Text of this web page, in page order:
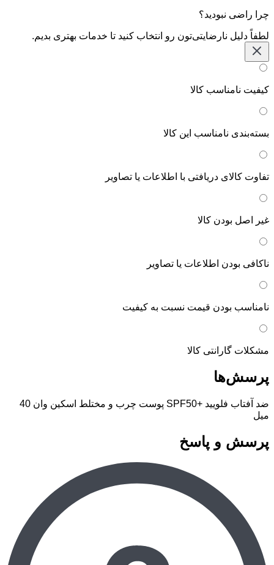
چرا راضی نبودید؟
لطفاً دلیل نارضایتی‌تون رو انتخاب کنید تا خدمات بهتری بدیم.
کیفیت نامناسب کالا
بسته‌بندی نامناسب این کالا
تفاوت کالای دریافتی با اطلاعات یا تصاویر
غیر اصل بودن کالا
ناکافی بودن اطلاعات یا تصاویر
نامناسب بودن قیمت نسبت به کیفیت
مشکلات گارانتی کالا
پرسش‌ها
ضد آفتاب فلویید +SPF50 پوست چرب و مختلط اسکین وان 40
میل
پرسش و پاسخ